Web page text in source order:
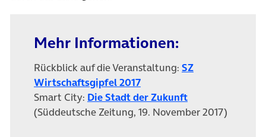
Mehr Informationen:
Rückblick auf die Veranstaltung: SZ
Wirtschaftsgipfel 2017(öffnet in neuem Tab)
Smart City: Die Stadt der Zukunft(öffnet in neuem
(Süddeutsche Zeitung, 19. November 2017)